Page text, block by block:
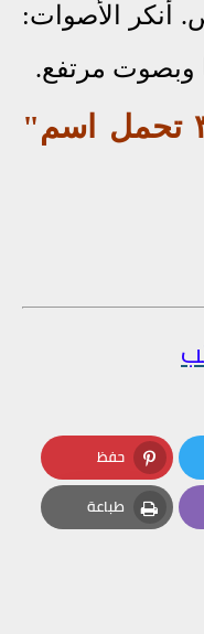
الأصوات:
وبصوت مرتفع.
٣- السورة رقم ٣١ تحمل اسم"
حفظ
Pinterest
طباعة
Print